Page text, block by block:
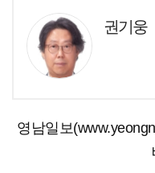
권기웅
영남일보